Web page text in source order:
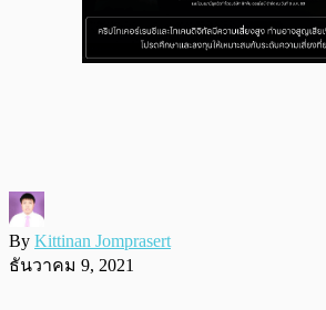
By Kittinan Jomprasert
ธันวาคม 9, 2021